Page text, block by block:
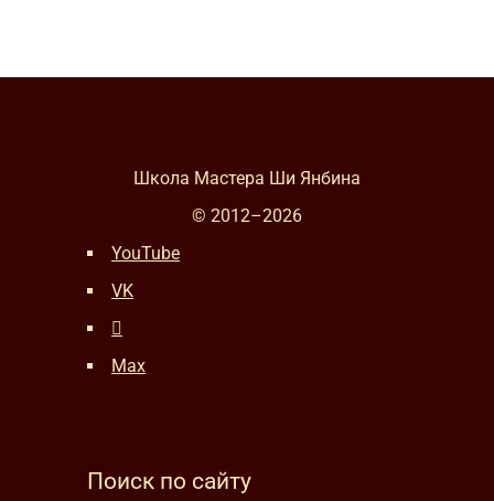
Школа Мастера Ши Янбина
© 2012–2026
YouTube
VK
Max
Поиск по сайту